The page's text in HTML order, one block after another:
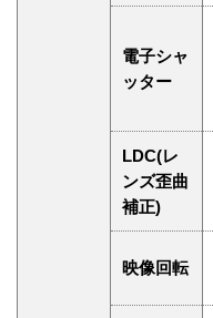
電子シャ
ッター
LDC(レ
ンズ歪曲
補正)
映像回転